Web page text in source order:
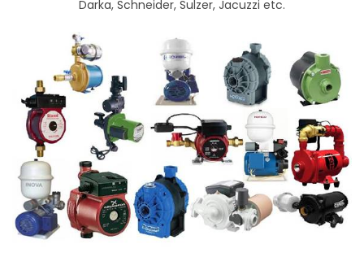
Darka, Schneider, Sulzer, Jacuzzi etc.